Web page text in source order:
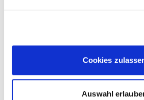
Cookies
Auswahl